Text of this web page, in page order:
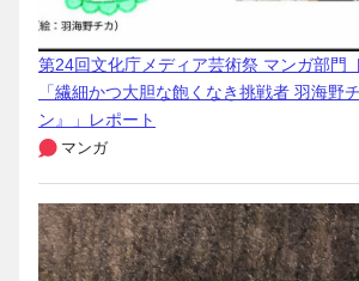
第24回文化庁メディア芸術祭 マンガ部門
「繊細かつ大胆な飽くなき挑戦者 羽海野
ン』」レポート
マンガ